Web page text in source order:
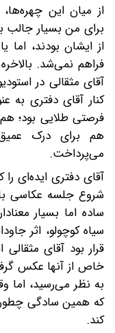
از میان این
برای من بسیار جالب
از ایشان بودند، اما
فراهم نمی‌شد.
آقای مثقالی در
کنار آقای دفتری به
فرصتی طلایی بود؛
هم برای درک
می‌پرداخت.
آقای دفتری ایده‌ای
شروع جلسه عکاسی با
ساده اما بسیار
سیاه کوچولو، اثر
قرار بود آقای
خاص از آنها عکس
به نظر می‌رسید، اما
که همین سادگی چطور
کند.